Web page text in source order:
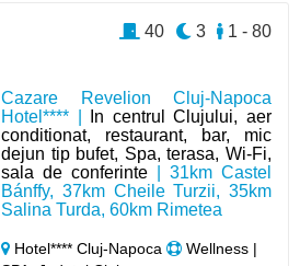
Cazare Revelion Cluj-Napoca
Hotel**** |
In centrul Clujului, aer
conditionat, restaurant, bar, mic
dejun tip bufet, Spa, terasa, Wi-Fi,
sala de conferinte | 31km Castel
Bánffy, 37km Cheile Turzii, 35km
Salina Turda, 60km Rimetea
Hotel**** Cluj-Napoca
Wellness |
1 - 80
3
40